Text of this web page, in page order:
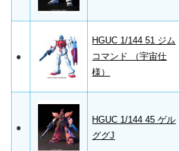
●
HGUC 1/144 51 ジム
コマンド （宇宙仕
様）
●
HGUC 1/144 45 ゲル
ググJ